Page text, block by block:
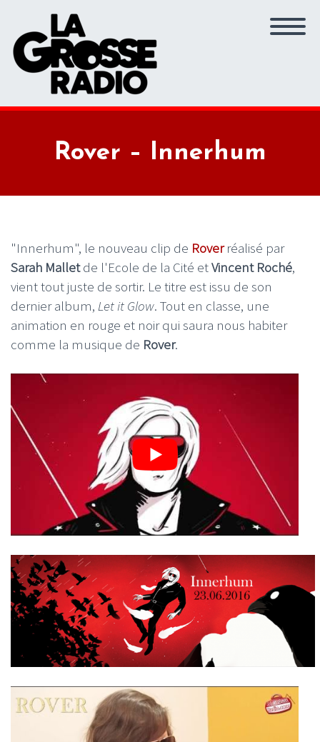
Rover – Innerhum
"Innerhum", le nouveau clip de Roverréalisé par
Sarah Malletde l'Ecole de la Cité etVincent Roché,
vient tout juste de sortir. Le titre est issu de son
dernier album, Let it Glow. Tout en classe, une
animation en rouge et noir qui saura nous habiter
comme la musique de Rover.